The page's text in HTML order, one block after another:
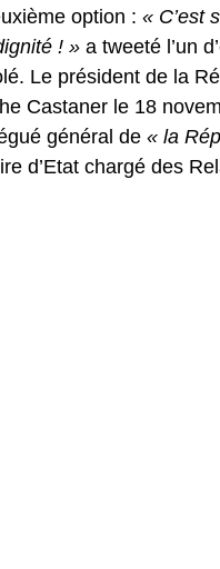
option : « C’est
! » a tweeté l’un
Le président de la
Castaner le 18
général de « la
d’Etat chargé des